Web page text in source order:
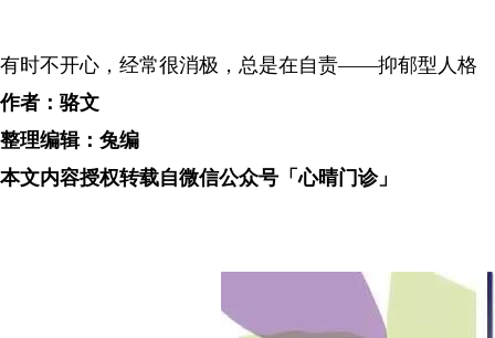
有时不开心，经常很消极，总是在自责——抑郁型人格
作者：骆文
整理编辑：兔编
本文内容授权转载自微信公众号「心晴门诊」